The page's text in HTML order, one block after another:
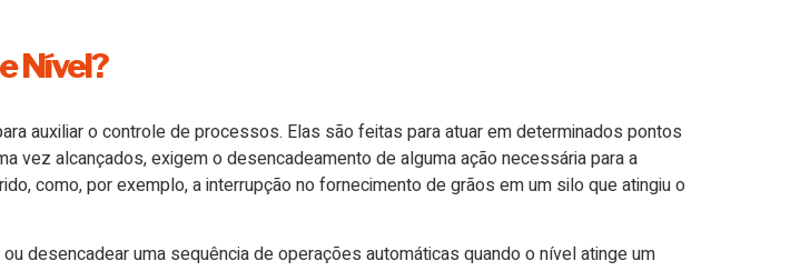
Nível?
auxiliar o controle de processos. Elas são feitas para atuar em determinados pontos
alcançados, exigem o desencadeamento de alguma ação necessária para a
como, por exemplo, a interrupção no fornecimento de grãos em um silo que atingiu o
desencadear uma sequência de operações automáticas quando o nível atinge um